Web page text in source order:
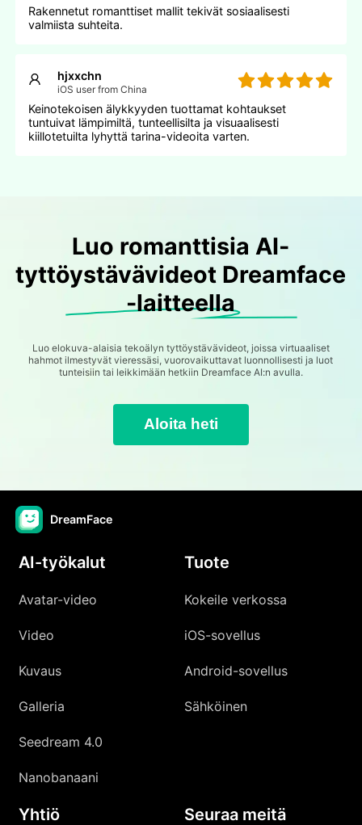
Rakennetut romanttiset mallit tekivät sosiaalisesti
valmiista suhteita.
hjxxchn
iOS user from China
Keinotekoisen älykkyyden tuottamat kohtaukset
tuntuivat lämpimiltä, tunteellisilta ja visuaalisesti
kiillotetuilta lyhyttä tarina-videoita varten.
Luo romanttisia AI-
tyttöystävävideot Dreamface
-laitteella
Luo elokuva-alaisia tekoälyn tyttöystävävideot, joissa virtuaaliset
hahmot ilmestyvät vieressäsi, vuorovaikuttavat luonnollisesti ja luot
tunteisiin tai leikkimään hetkiin Dreamface AI:n avulla.
Aloita heti
DreamFace
AI-työkalut
Avatar-video
Video
Kuvaus
Galleria
Seedream 4.0
Nanobanaani
Tuote
Kokeile verkossa
iOS-sovellus
Android-sovellus
Sähköinen
Yhtiö Seuraa meitä